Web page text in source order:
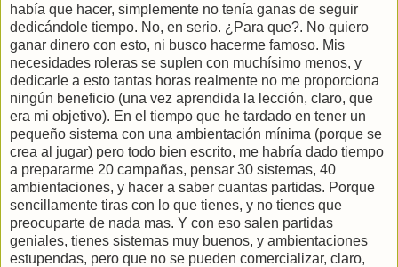
había que hacer, simplemente no tenía ganas de seguir
dedicándole tiempo. No, en serio. ¿Para que?. No quiero
ganar dinero con esto, ni busco hacerme famoso. Mis
necesidades roleras se suplen con muchísimo menos, y
dedicarle a esto tantas horas realmente no me proporciona
ningún beneficio (una vez aprendida la lección, claro, que
era mi objetivo). En el tiempo que he tardado en tener un
pequeño sistema con una ambientación mínima (porque se
crea al jugar) pero todo bien escrito, me habría dado tiempo
a prepararme 20 campañas, pensar 30 sistemas, 40
ambientaciones, y hacer a saber cuantas partidas. Porque
sencillamente tiras con lo que tienes, y no tienes que
preocuparte de nada mas. Y con eso salen partidas
geniales, tienes sistemas muy buenos, y ambientaciones
estupendas, pero que no se pueden comercializar, claro,